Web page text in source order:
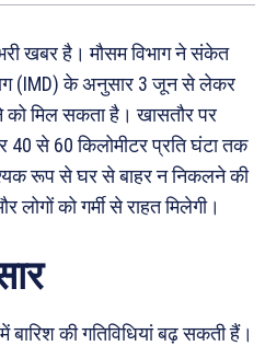
खबर है। मौसम विभाग ने संकेत
(IMD) के अनुसार 3 जून से लेकर
मिल सकता है। खासतौर पर
40 से 60 किलोमीटर प्रति घंटा तक
रूप से घर से बाहर न निकलने की
को गर्मी से राहत मिलेगी।
की गतिविधियां बढ़ सकती हैं।